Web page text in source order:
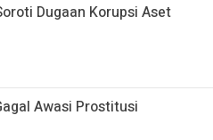
Dugaan Korupsi Aset
Awasi Prostitusi